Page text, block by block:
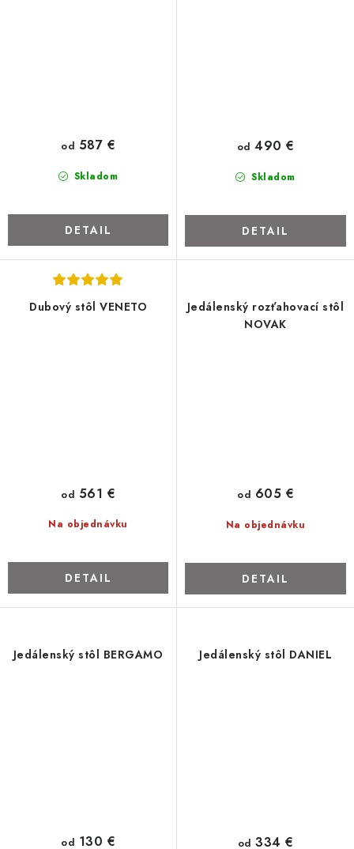
Skladom
od 587 €
DETAIL
Skladom
od 490 €
DETAIL
Dubový stôl VENETO
Na objednávku
od 561 €
DETAIL
Jedálenský rozťahovací stôl
NOVAK
Na objednávku
od 605 €
DETAIL
Jedálenský stôl BERGAMO
od 130 €
Jedálenský stôl DANIEL
od 334 €